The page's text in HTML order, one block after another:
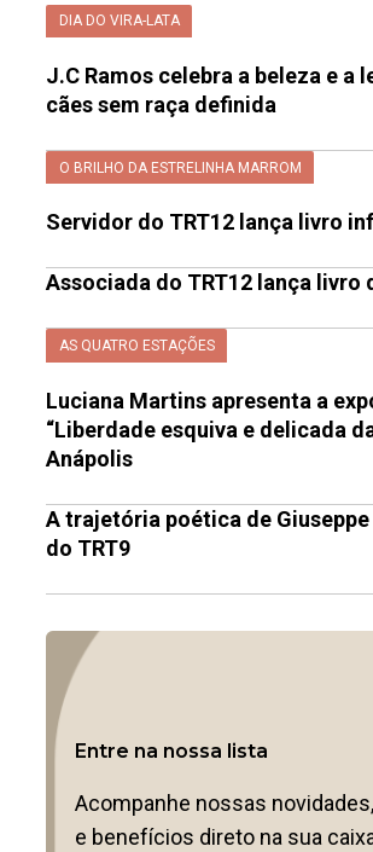
DIA DO VIRA-LATA
J.C Ramos celebra a beleza e a
cães sem raça definida
O BRILHO DA ESTRELINHA MARROM
Servidor do TRT12 lança livro
Associada do TRT12 lança livro
AS QUATRO ESTAÇÕES
Luciana Martins apresenta a
“Liberdade esquiva e delicada
Anápolis
A trajetória poética de
do TRT9
Entre na nossa lista
Acompanhe nossas
e benefícios direto na sua